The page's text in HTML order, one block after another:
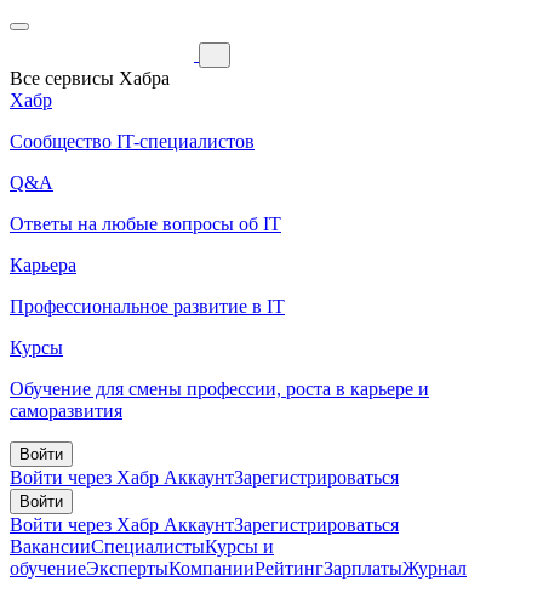
Все сервисы Хабра
Хабр
Сообщество IT-специалистов
Q&A
Ответы на любые вопросы об IT
Карьера
Профессиональное развитие в IT
Курсы
Обучение для смены профессии, роста в карьере и
саморазвития
Войти
Войти через Хабр АккаунтЗарегистрироваться
Войти
Войти через Хабр АккаунтЗарегистрироваться
ВакансииСпециалистыКурсы и
обучениеЭкспертыКомпанииРейтингЗарплатыЖурнал